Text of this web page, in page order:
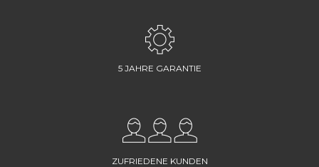
5 JAHRE GARANTIE
ZUFRIEDENE KUNDEN